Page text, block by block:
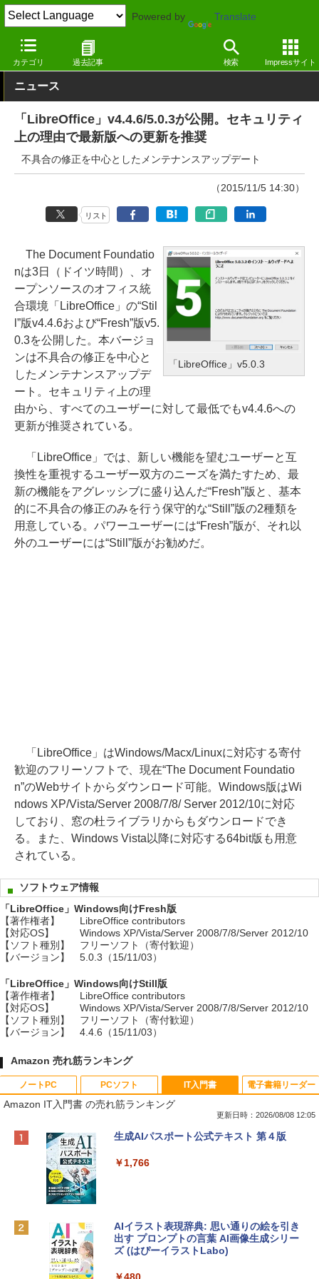
Powered by Translate
カテゴリ 過去記事 検索 Impressサイト
窓の杜 オフィス・ドキュメント Windows
ニュース
「LibreOffice」v4.4.6/5.0.3が公開。セキュリティ
上の理由で最新版への更新を推奨
不具合の修正を中心としたメンテナンスアップデート
（2015/11/5 14:30）
リスト
「LibreOffice」v5.0.3
The Document Foundatio
nは3日（ドイツ時間）、オ
ープンソースのオフィス統
合環境「LibreOffice」の“Stil
l”版v4.4.6および“Fresh”版v5.
0.3を公開した。本バージョ
ンは不具合の修正を中心と
したメンテナンスアップデ
ート。セキュリティ上の理
由から、すべてのユーザーに対して最低でもv4.4.6への
更新が推奨されている。
「LibreOffice」では、新しい機能を望むユーザーと互
換性を重視するユーザー双方のニーズを満たすため、最
新の機能をアグレッシブに盛り込んだ“Fresh”版と、基本
的に不具合の修正のみを行う保守的な“Still”版の2種類を
用意している。パワーユーザーには“Fresh”版が、それ以
外のユーザーには“Still”版がお勧めだ。
「LibreOffice」はWindows/Macx/Linuxに対応する寄付
歓迎のフリーソフトで、現在“The Document Foundatio
n”のWebサイトからダウンロード可能。Windows版はWi
ndows XP/Vista/Server 2008/7/8/ Server 2012/10に対応
しており、窓の杜ライブラリからもダウンロードでき
る。また、Windows Vista以降に対応する64bit版も用意
されている。
ソフトウェア情報
「LibreOffice」Windows向けFresh版
【著作権者】
LibreOffice contributors
【対応OS】
Windows XP/Vista/Server 2008/7/8/Server 2012/10
【ソフト種別】
フリーソフト（寄付歓迎）
【バージョン】
5.0.3（15/11/03）
「LibreOffice」Windows向けStill版
【著作権者】
LibreOffice contributors
【対応OS】
Windows XP/Vista/Server 2008/7/8/Server 2012/10
【ソフト種別】
フリーソフト（寄付歓迎）
【バージョン】
4.4.6（15/11/03）
Amazon 売れ筋ランキング
ノートPC
Apple 2026 MacBook Neo A18 Proチッ
e Intelligenceのために設計、Liquid Ret
￥119,800
ンケース Dell NEC Lavie ASUS HP dyna
PCソフト
Robloxギフトカード - 800 Robux 【限
インゲームコード】 ロブロックス | オン
Robloxギフトカード - 1000 Robux 【限
定バーチャルアイテムを含む】 【オンラ
ラインコード版
IT入門書
Amazon IT入門書 の売れ筋ランキング
更新日時：2026/08/08 12:05
生成AIパスポート公式テキスト 第４版
￥1,766
AIイラスト表現辞典: 思い通りの絵を引き
出す プロンプトの言葉 AI画像生成シリー
ズ (はぴーイラストLabo)
電子書籍リーダー